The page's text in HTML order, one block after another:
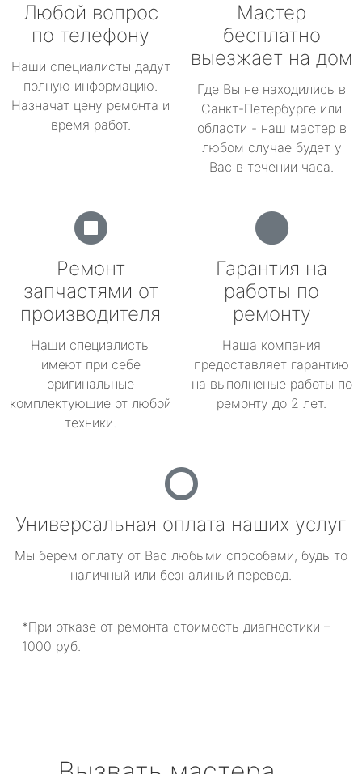
Любой вопрос
по телефону
Наши специалисты дадут
полную информацию.
Назначат цену ремонта и
время работ.
Мастер
бесплатно
выезжает на дом
Где Вы не находились в
Санкт-Петербурге или
области - наш мастер в
любом случае будет у
Вас в течении часа.
Ремонт
запчастями от
производителя
Наши специалисты
имеют при себе
оригинальные
комплектующие от любой
техники.
Гарантия на
работы по
ремонту
Наша компания
предоставляет гарантию
на выполненые работы по
ремонту до 2 лет.
Универсальная оплата наших услуг
Мы берем оплату от Вас любыми способами, будь то
наличный или безналиный перевод.
*При отказе от ремонта стоимость диагностики –
1000 руб.